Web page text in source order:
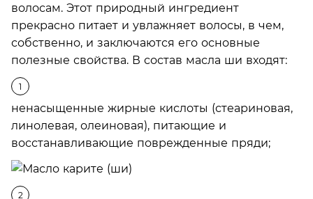
волосам. Этот природный ингредиент
прекрасно питает и увлажняет волосы, в чем,
собственно, и заключаются его основные
полезные свойства. В состав масла ши входят:
ненасыщенные жирные кислоты (стеариновая,
линолевая, олеиновая), питающие и
восстанавливающие поврежденные пряди;